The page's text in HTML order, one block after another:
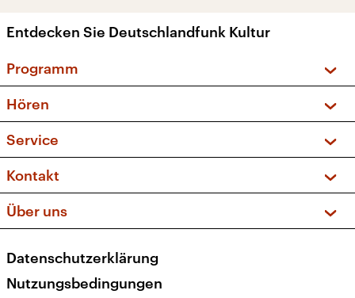
Entdecken Sie Deutschlandfunk Kultur
Programm
Sendungen und Podcasts
Musikliste
Kakadu – Das Kinderprogramm
Hören
Frequenzen (UKW + DAB+)
Service
FAQ
Apps
Newsletter
Veranstaltungen
Kontakt
Social Media
Über uns
Presse
Karriere
Datenschutzerklärung
Nutzungsbedingungen